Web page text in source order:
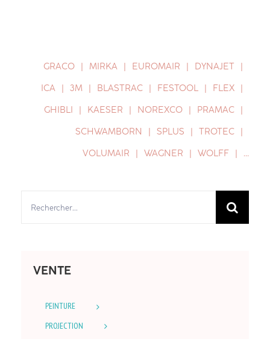
GRACO MIRKA EUROMAIR
DYNAJET
ICA
3M BLASTRAC FESTOOL
FLEX
GHIBLI
KAESER NOREXCO
PRAMAC
SCHWAMBORN
SPLUS
TROTEC
VOLUMAIR
WAGNER WOLFF …
VENTE
PEINTURE
PROJECTION